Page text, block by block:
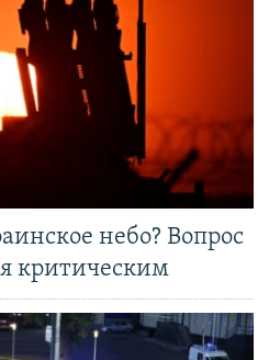
небо? Вопрос
критическим